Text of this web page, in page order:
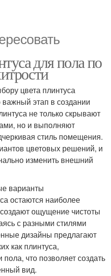
для пола по
цвета плинтуса
этап в создании
не только скрывают
но и выполняют
стиль помещения.
цветовых решений, и
изменить внешний
варианты
остаются наиболее
ощущение чистоты
с разными стилями
дизайны предлагают
как плинтуса,
что позволяет создать
вид.